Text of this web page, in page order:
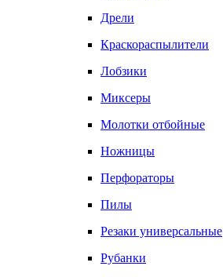
Дрели
Краскораспылители
Лобзики
Миксеры
Молотки отбойные
Ножницы
Перфораторы
Пилы
Резаки универсальные
Рубанки